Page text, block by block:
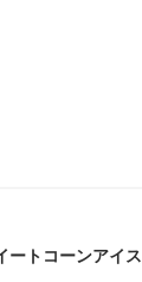
ートコーンアイス